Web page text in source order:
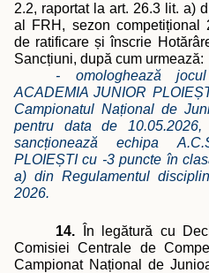
2.2, raportat la art. 26.3 lit. a)
al FRH, sezon competițional
de ratificare și înscrie
Sancțiuni, după cum urmează:
- omologhează
ACADEMIA JUNIOR
Campionatul Național de
pentru data de
sancționează echipa
PLOIEȘTI cu -3 puncte în
a) din Regulamentul
2026.
14.
În legătură cu
Comisiei Centrale de
Campionat Național de